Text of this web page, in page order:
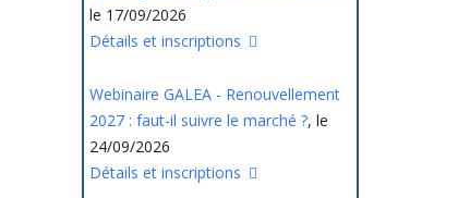
le 17/09/2026
Détails et inscriptions
Webinaire GALEA - Renouvellement
2027 : faut-il suivre le marché ?, le
24/09/2026
Détails et inscriptions